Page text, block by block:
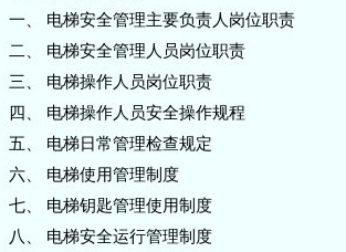
一、 电梯安全管理主要负责人岗位职责
二、 电梯安全管理人员岗位职责
三、 电梯操作人员岗位职责
四、 电梯操作人员安全操作规程
五、 电梯日常管理检查规定
六、 电梯使用管理制度
七、 电梯钥匙管理使用制度
八、 电梯安全运行管理制度